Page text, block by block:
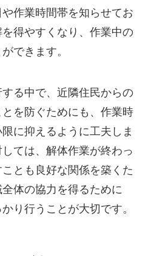
作業時間帯を知らせてお
得やすくなり、作業中の
できます。
る中で、近隣住民からの
を防ぐためにも、作業時
に抑えるように工夫しま
ては、解体作業が終わっ
とも良好な関係を築くた
体の協力を得るために
り行うことが大切です。